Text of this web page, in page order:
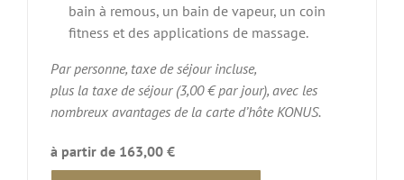
bain à remous, un bain de vapeur, un coin
fitness et des applications de massage.
Par personne, taxe de séjour incluse,
plus la taxe de séjour (3,00 € par jour), avec les
nombreux avantages de la carte d’hôte KONUS.
à partir de 163,00 €